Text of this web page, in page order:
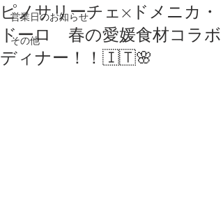
営業日のお知らせ
その他
ピノサリーチェ×ドメニカ・
ドーロ 春の愛媛食材コラボ
ディナー！！🇮🇹🌸